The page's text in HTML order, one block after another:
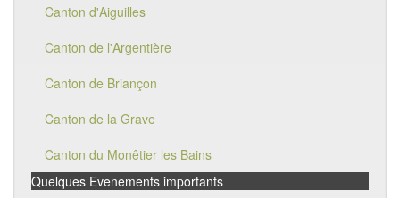
Canton d'Aiguilles
Canton de l'Argentière
Canton de Briançon
Canton de la Grave
Canton du Monêtier les Bains
Quelques Evenements importants